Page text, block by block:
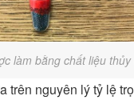
làm bằng chất liệu thủy
trên nguyên lý tỷ lệ